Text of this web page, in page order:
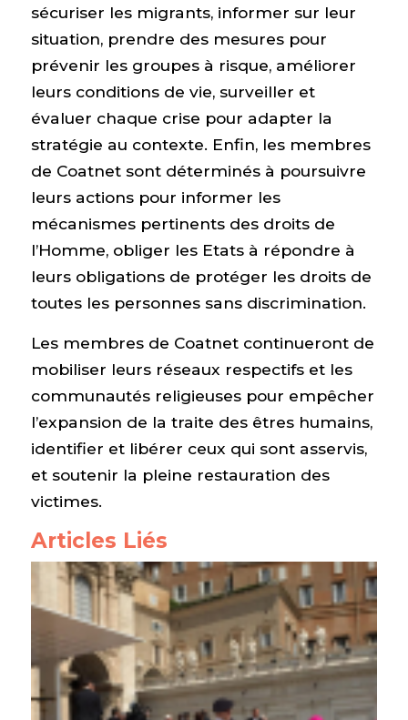
sécuriser les migrants, informer sur leur
situation, prendre des mesures pour
prévenir les groupes à risque, améliorer
leurs conditions de vie, surveiller et
évaluer chaque crise pour adapter la
stratégie au contexte. Enfin, les membres
de Coatnet sont déterminés à poursuivre
leurs actions pour informer les
mécanismes pertinents des droits de
l’Homme, obliger les Etats à répondre à
leurs obligations de protéger les droits de
toutes les personnes sans discrimination.
Les membres de Coatnet continueront de
mobiliser leurs réseaux respectifs et les
communautés religieuses pour empêcher
l’expansion de la traite des êtres humains,
identifier et libérer ceux qui sont asservis,
et soutenir la pleine restauration des
victimes.
Articles Liés